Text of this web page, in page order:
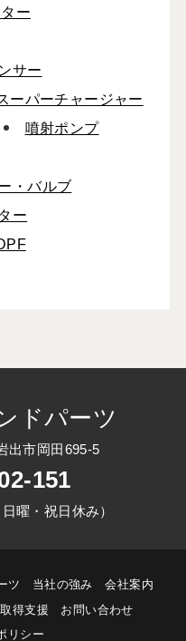
ー
サー
ーパーチャージャー
噴射ポンプ
・バルブ
ー
ドパーツ
出市岡田695-5
151
曜・祝日休み）
ツ 当社の強み
会社案内
得支援
お問い合わせ
リシー